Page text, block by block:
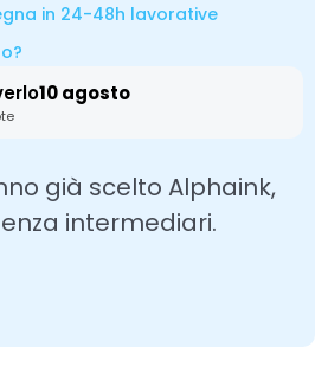
in 24-48h lavorative
10 agosto
già scelto Alphaink,
intermediari.